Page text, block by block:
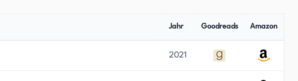
Jahr Goodreads Amazon
2021